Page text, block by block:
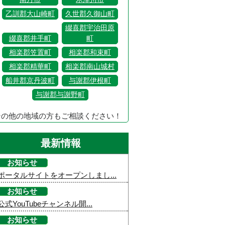
乙訓郡大山崎町
久世郡久御山町
綴喜郡井手町
綴喜郡宇治田原
町
相楽郡笠置町
相楽郡和束町
相楽郡精華町
相楽郡南山城村
船井郡京丹波町
与謝郡伊根町
与謝郡与謝野町
の他の地域の方もご相談ください！
最新情報
お知らせ
ータルサイトをオープンしまし...
お知らせ
式YouTubeチャンネル開...
お知らせ